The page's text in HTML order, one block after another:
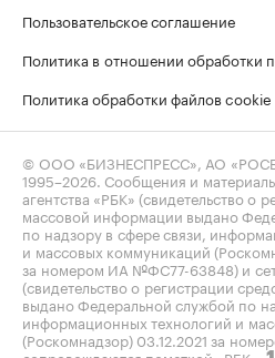
Пользовательское соглашение
Политика в отношении обработки
Политика обработки файлов cookie
© ООО «БИЗНЕСПРЕСС», АО
1995–2026 . Сообщения и
агентства «РБК» (свидетельство о
массовой информации выдано
по надзору в сфере связи,
и массовых коммуникаций
за номером ИА №ФС77-63848) и
(свидетельство о регистрации
выдано Федеральной службой по
информационных технологий и
(Роскомнадзор) 03.12.2021 за